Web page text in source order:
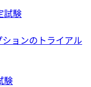
試験
ョンのトライアル
験